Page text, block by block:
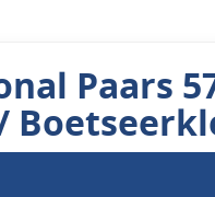
Paars